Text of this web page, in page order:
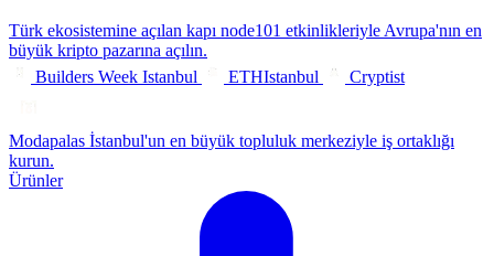
Türk ekosistemine açılan kapı node101 etkinlikleriyle Avrupa'nın en
büyük kripto pazarına açılın.
Builders Week Istanbul
ETHIstanbul Cryptist
Modapalas İstanbul'un en büyük topluluk merkeziyle iş ortaklığı
kurun.
Ürünler